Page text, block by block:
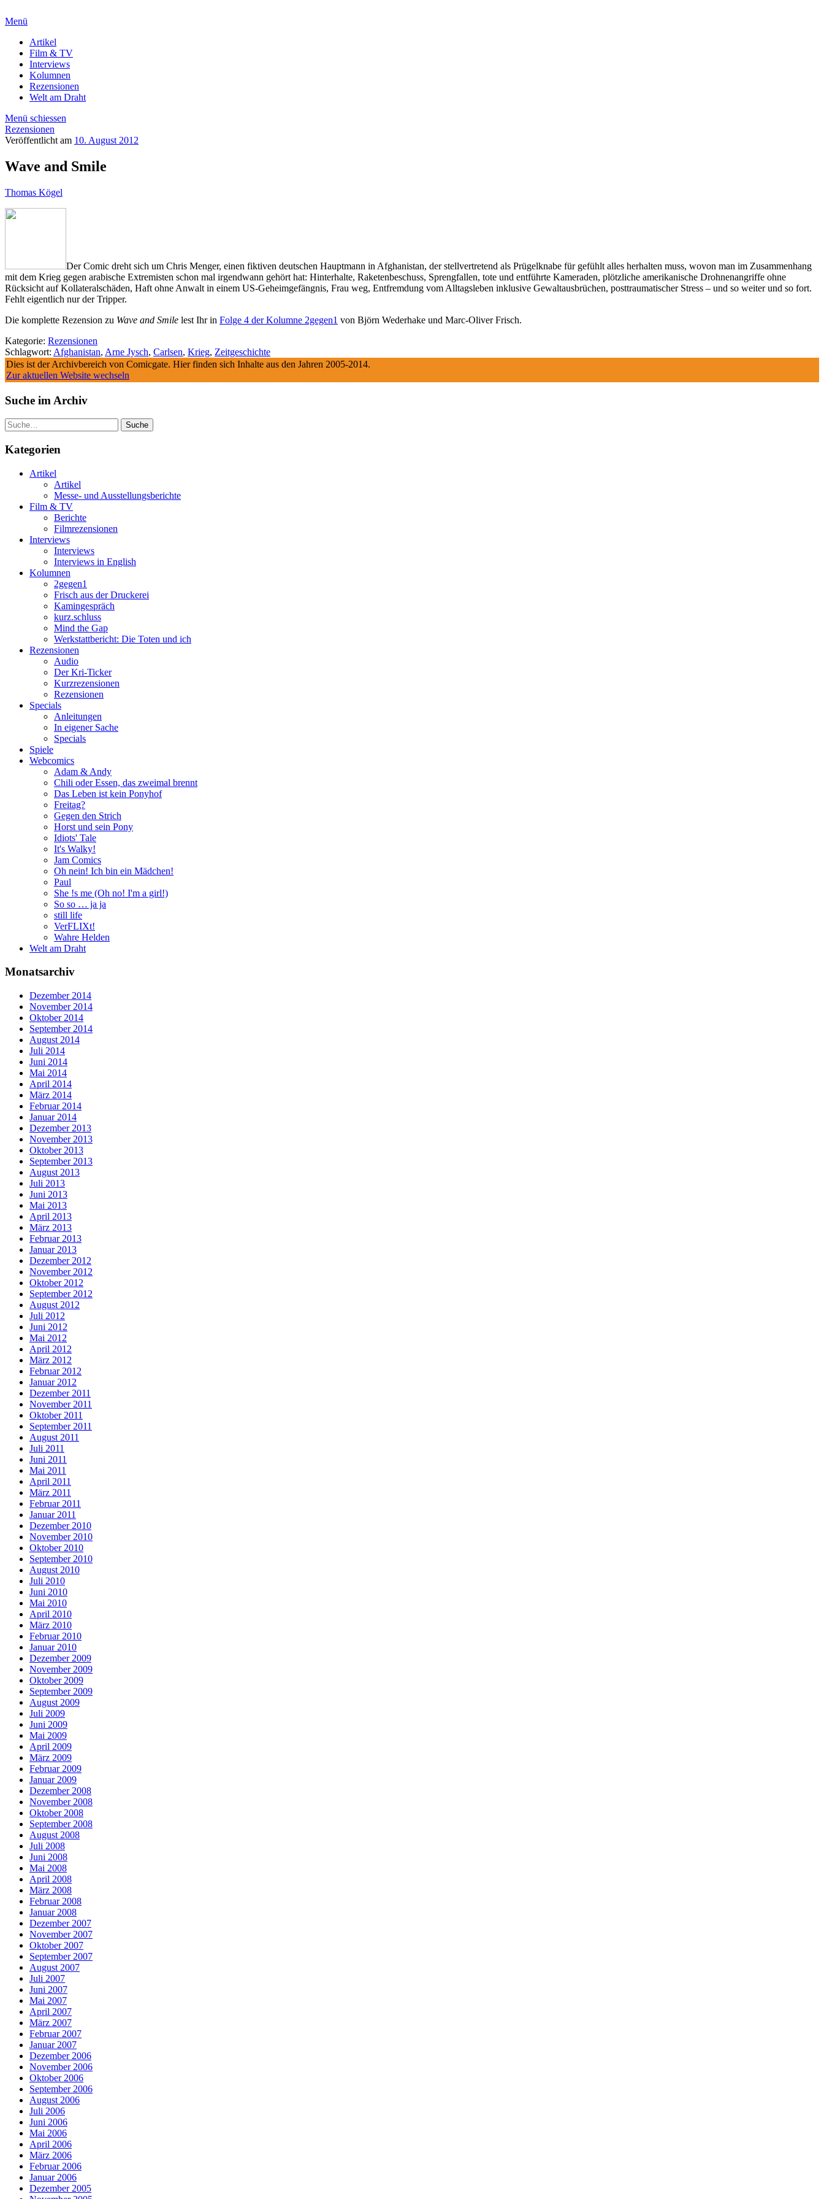
Menü
Artikel
Film & TV
Interviews
Kolumnen
Rezensionen
Welt am Draht
Menü schiessen
Rezensionen
Veröffentlicht am 10. August 2012
Wave and Smile
Thomas Kögel
Der Comic dreht sich um Chris Menger, einen fiktiven deutschen Hauptmann in Afghanistan, der stellvertretend als Prügelknabe für gefühlt alles herhalten muss, wovon man im Zusammenhang
mit dem Krieg gegen arabische Extremisten schon mal irgendwann gehört hat: Hinterhalte, Raketenbeschuss, Sprengfallen, tote und entführte Kameraden, plötzliche amerikanische Drohnenangriffe ohne
Rücksicht auf Kollateralschäden, Haft ohne Anwalt in einem US-Geheimgefängnis, Frau weg, Entfremdung vom Alltagsleben inklusive Gewaltausbrüchen, posttraumatischer Stress – und so weiter und so fort.
Fehlt eigentlich nur der Tripper.
Die komplette Rezension zu Wave and Smile lest Ihr in Folge 4 der Kolumne 2gegen1 von Björn Wederhake und Marc-Oliver Frisch.
Kategorie: Rezensionen
Schlagwort: Afghanistan, Arne Jysch, Carlsen, Krieg, Zeitgeschichte
Dies ist der Archivbereich von Comicgate. Hier finden sich Inhalte aus den Jahren 2005-2014.
Zur aktuellen Website wechseln
Suche im Archiv
Suche
Kategorien
Artikel
Artikel
Messe- und Ausstellungsberichte
Film & TV
Berichte
Filmrezensionen
Interviews
Interviews
Interviews in English
Kolumnen
2gegen1
Frisch aus der Druckerei
Kamingespräch
kurz.schluss
Mind the Gap
Werkstattbericht: Die Toten und ich
Rezensionen
Audio
Der Kri-Ticker
Kurzrezensionen
Rezensionen
Specials
Anleitungen
In eigener Sache
Specials
Spiele
Webcomics
Adam & Andy
Chili oder Essen, das zweimal brennt
Das Leben ist kein Ponyhof
Freitag?
Gegen den Strich
Horst und sein Pony
Idiots' Tale
It's Walky!
Jam Comics
Oh nein! Ich bin ein Mädchen!
Paul
She !s me (Oh no! I'm a girl!)
So so … ja ja
still life
VerFLIXt!
Wahre Helden
Welt am Draht
Monatsarchiv
Dezember 2014
November 2014
Oktober 2014
September 2014
August 2014
Juli 2014
Juni 2014
Mai 2014
April 2014
März 2014
Februar 2014
Januar 2014
Dezember 2013
November 2013
Oktober 2013
September 2013
August 2013
Juli 2013
Juni 2013
Mai 2013
April 2013
März 2013
Februar 2013
Januar 2013
Dezember 2012
November 2012
Oktober 2012
September 2012
August 2012
Juli 2012
Juni 2012
Mai 2012
April 2012
März 2012
Februar 2012
Januar 2012
Dezember 2011
November 2011
Oktober 2011
September 2011
August 2011
Juli 2011
Juni 2011
Mai 2011
April 2011
März 2011
Februar 2011
Januar 2011
Dezember 2010
November 2010
Oktober 2010
September 2010
August 2010
Juli 2010
Juni 2010
Mai 2010
April 2010
März 2010
Februar 2010
Januar 2010
Dezember 2009
November 2009
Oktober 2009
September 2009
August 2009
Juli 2009
Juni 2009
Mai 2009
April 2009
März 2009
Februar 2009
Januar 2009
Dezember 2008
November 2008
Oktober 2008
September 2008
August 2008
Juli 2008
Juni 2008
Mai 2008
April 2008
März 2008
Februar 2008
Januar 2008
Dezember 2007
November 2007
Oktober 2007
September 2007
August 2007
Juli 2007
Juni 2007
Mai 2007
April 2007
März 2007
Februar 2007
Januar 2007
Dezember 2006
November 2006
Oktober 2006
September 2006
August 2006
Juli 2006
Juni 2006
Mai 2006
April 2006
März 2006
Februar 2006
Januar 2006
Dezember 2005